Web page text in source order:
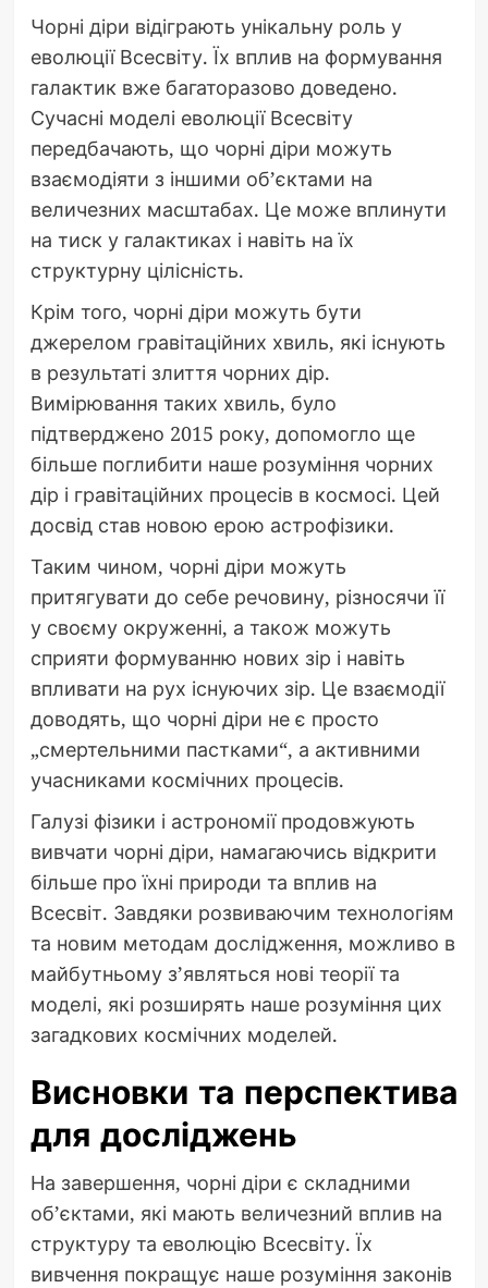
Чорні діри відіграють унікальну роль у
еволюції Всесвіту. Їх вплив на формування
галактик вже багаторазово доведено.
Сучасні моделі еволюції Всесвіту
передбачають, що чорні діри можуть
взаємодіяти з іншими об’єктами на
величезних масштабах. Це може вплинути
на тиск у галактиках і навіть на їх
структурну цілісність.
Крім того, чорні діри можуть бути
джерелом гравітаційних хвиль, які існують
в результаті злиття чорних дір.
Вимірювання таких хвиль, було
підтверджено 2015 року, допомогло ще
більше поглибити наше розуміння чорних
дір і гравітаційних процесів в космосі. Цей
досвід став новою ерою астрофізики.
Таким чином, чорні діри можуть
притягувати до себе речовину, різносячи її
у своєму окруженні, а також можуть
сприяти формуванню нових зір і навіть
впливати на рух існуючих зір. Це взаємодії
доводять, що чорні діри не є просто
„смертельними пастками“, а активними
учасниками космічних процесів.
Галузі фізики і астрономії продовжують
вивчати чорні діри, намагаючись відкрити
більше про їхні природи та вплив на
Всесвіт. Завдяки розвиваючим технологіям
та новим методам дослідження, можливо в
майбутньому з’являться нові теорії та
моделі, які розширять наше розуміння цих
загадкових космічних моделей.
Висновки та перспектива
для досліджень
На завершення, чорні діри є складними
об’єктами, які мають величезний вплив на
структуру та еволюцію Всесвіту. Їх
вивчення покращує наше розуміння законів